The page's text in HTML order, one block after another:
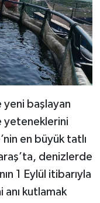
yeni başlayan
yeteneklerini
en büyük tatlı
denizlerde
1 Eylül itibarıyla
kutlamak